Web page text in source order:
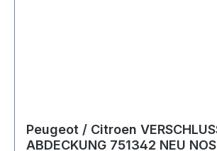
Peugeot / Citroen
ABDECKUNG 751342 NEU